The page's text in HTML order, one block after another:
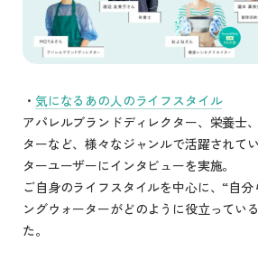
・ 気になるあの人のライフスタイル
アパレルブランドディレクター、栄養士
ターなど、様々なジャンルで活躍されて
ターユーザーにインタビューを実施。
ご自身のライフスタイルを中心に、“自分
ングウォーターがどのように役立ってい
た。